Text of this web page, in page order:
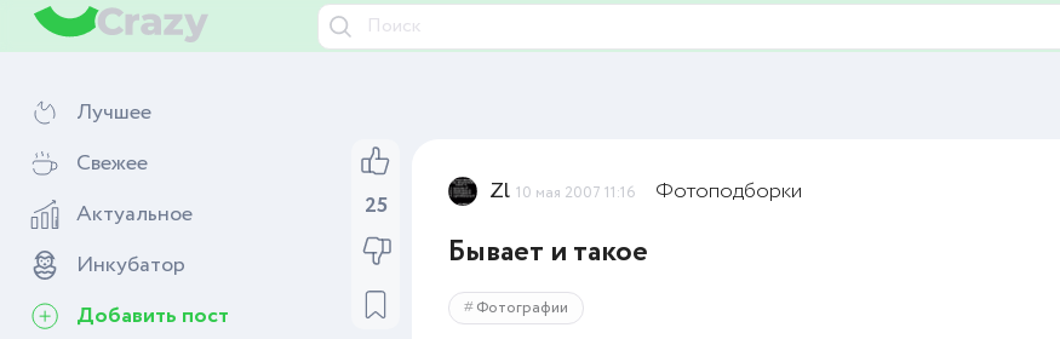
Лучшее
Свежее
Актуальное
Инкубатор
Добавить пост
25 Zl 10 мая 2007 11:16 Фотоподборки
Бывает и такое
Фотографии